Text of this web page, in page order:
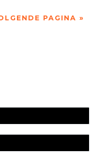
PAGINA »